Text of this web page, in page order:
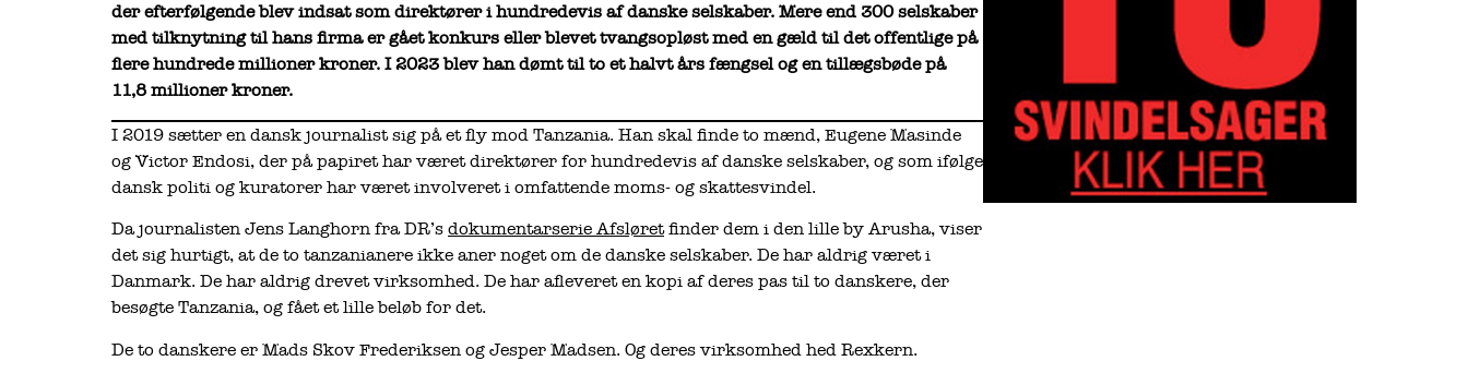
der efterfølgende blev indsat som direktører i hundredevis af danske selskaber. Mere end 300 selskaber
med tilknytning til hans firma er gået konkurs eller blevet tvangsopløst med en gæld til det offentlige på
flere hundrede millioner kroner. I 2023 blev han dømt til to et halvt års fængsel og en tillægsbøde på
11,8 millioner kroner.
I 2019 sætter en dansk journalist sig på et fly mod Tanzania. Han skal finde to mænd, Eugene Masinde
og Victor Endosi, der på papiret har været direktører for hundredevis af danske selskaber, og som ifølge
dansk politi og kuratorer har været involveret i omfattende moms- og skattesvindel.
Da journalisten Jens Langhorn fra DR’s dokumentarserie Afsløretfinder dem i den lille by Arusha, viser
det sig hurtigt, at de to tanzanianere ikke aner noget om de danske selskaber. De har aldrig været i
Danmark. De har aldrig drevet virksomhed. De har afleveret en kopi af deres pas til to danskere, der
besøgte Tanzania, og fået et lille beløb for det.
De to danskere er Mads Skov Frederiksen og Jesper Madsen. Og deres virksomhed hed Rexkern.